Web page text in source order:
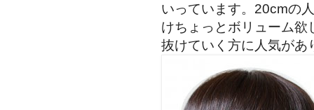
いっています。20cmの
けちょっとボリューム
抜けていく方に人気があ